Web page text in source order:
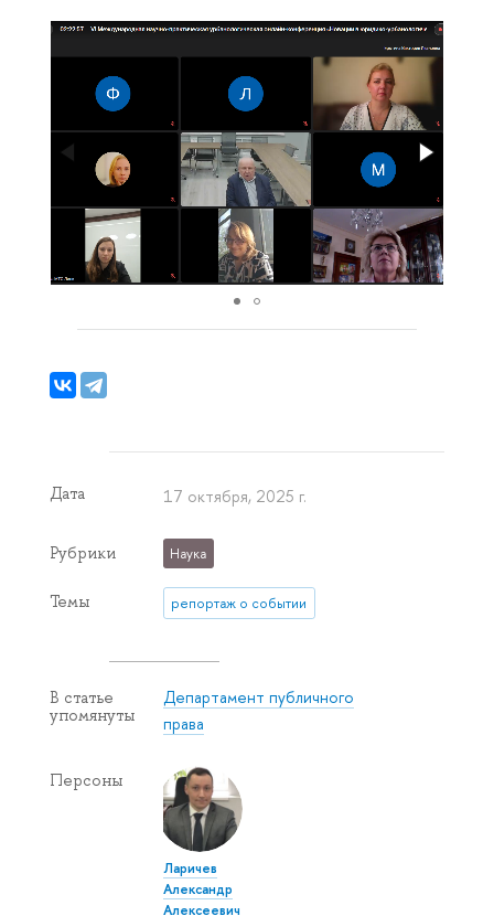
Дата 17 октября, 2025 г.
Рубрики Наука
Темы репортаж о событии
В статье
упомянуты
Департамент публичного
права
Персоны
Ларичев
Александр
Алексеевич